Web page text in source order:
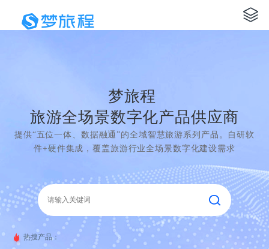
梦旅程
旅游全场景数字化产品供应商
提供“五位一体、数据融通”的全域智慧旅游系列产品。自研软
件+硬件集成，覆盖旅游行业全场景数字化建设需求
热搜产品：